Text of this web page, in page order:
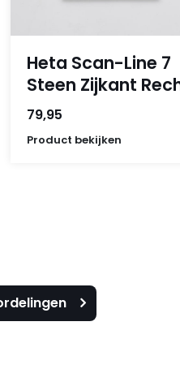
Heta Scan-Line 7
Steen Zijkant
79,95
Product bekijken